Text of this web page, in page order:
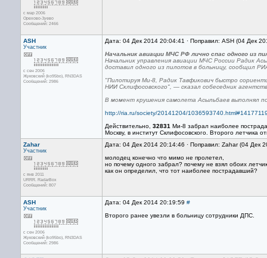
с мар 2006
Орехово-Зуево
Сообщений: 2466
ASH
Участник
с сен 2006
Жуковский (ko95bo), RN3DAS
Сообщений: 2986
Дата: 04 Дек 2014 20:04:41 · Поправил: ASH (04 Дек
Начальник авиации МЧС РФ лично спас одного из
Начальник управления авиации МЧС России Радик
доставил одного из пилотов в больницу, сообщил
"Пилотируя Ми-8, Радик Тавфикович быстро
НИИ Склифосовского", — сказал собеседник
В момент крушения самолета Асыльбаев выполнял
http://ria.ru/society/20141204/
Действительно, 32831 Ми-8 забрал наиболее
Москву, в институт Склифосовского. Второго летчика
Zahar
Участник
с янв 2011
URRR. RadarBox
Сообщений: 807
Дата: 04 Дек 2014 20:14:46 · Поправил: Zahar (04 Дек
молодец конечно что мимо не пролетел,
но почему одного забрал? почему не взял обоих
как он определил, что тот наиболее пострадавший?
ASH
Участник
с сен 2006
Жуковский (ko95bo), RN3DAS
Сообщений: 2986
Дата: 04 Дек 2014 20:19:59 #
Второго ранее увезли в больницу сотрудники ДПС.